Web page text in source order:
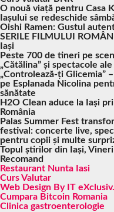
O nouă viață pentru Casa
Iașului se redeschide
Oishi Ramen: Gustul
SERILE FILMULUI
Iași
Peste 700 de tineri pe
„Cătălina” și spectacole
„Controlează-ți Glicemia”
pe Esplanada Nicolina
sănătate
H2O Clean aduce la Iași
România
Palas Summer Fest
festival: concerte live,
pentru copii și multe
Topul știrilor din Iași,
Recomand
Restaurant Nunta Iasi
Curs Valutar
Web Design By IT
Cumpara Bitcoin Romania
Clinica gastroenterologie